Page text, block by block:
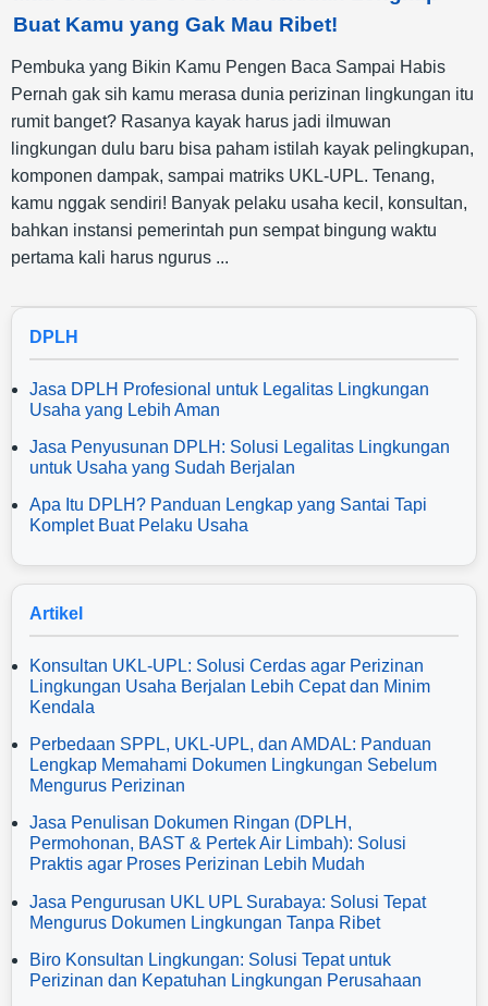
Buat Kamu yang Gak Mau Ribet!
Pembuka yang Bikin Kamu Pengen Baca Sampai Habis
Pernah gak sih kamu merasa dunia perizinan lingkungan itu
rumit banget? Rasanya kayak harus jadi ilmuwan
lingkungan dulu baru bisa paham istilah kayak pelingkupan,
komponen dampak, sampai matriks UKL-UPL. Tenang,
kamu nggak sendiri! Banyak pelaku usaha kecil, konsultan,
bahkan instansi pemerintah pun sempat bingung waktu
pertama kali harus ngurus ...
DPLH
Jasa DPLH Profesional untuk Legalitas Lingkungan
Usaha yang Lebih Aman
Jasa Penyusunan DPLH: Solusi Legalitas Lingkungan
untuk Usaha yang Sudah Berjalan
Apa Itu DPLH? Panduan Lengkap yang Santai Tapi
Komplet Buat Pelaku Usaha
Artikel
Konsultan UKL-UPL: Solusi Cerdas agar Perizinan
Lingkungan Usaha Berjalan Lebih Cepat dan Minim
Kendala
Perbedaan SPPL, UKL-UPL, dan AMDAL: Panduan
Lengkap Memahami Dokumen Lingkungan Sebelum
Mengurus Perizinan
Jasa Penulisan Dokumen Ringan (DPLH,
Permohonan, BAST & Pertek Air Limbah): Solusi
Praktis agar Proses Perizinan Lebih Mudah
Jasa Pengurusan UKL UPL Surabaya: Solusi Tepat
Mengurus Dokumen Lingkungan Tanpa Ribet
Biro Konsultan Lingkungan: Solusi Tepat untuk
Perizinan dan Kepatuhan Lingkungan Perusahaan